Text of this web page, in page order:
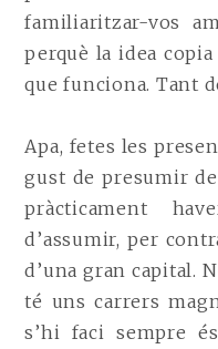
familiaritzar-vos
perquè la idea
que funciona. Tant
Apa, fetes les
gust de presumir
pràcticament
d’assumir, per
d’una gran capital.
té uns carrers
s’hi faci sempre